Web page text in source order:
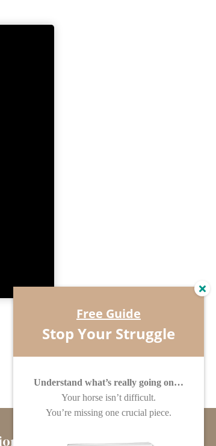
Free Guide
Stop Your Struggle
Understand what’s really going on…
Your horse isn’t difficult.
You’re missing one crucial piece.